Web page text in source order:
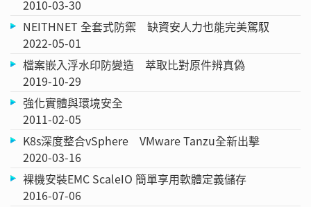
2010-03-30
NEITHNET 全套式防禦 缺資安人力也能完美駕馭
2022-05-01
檔案嵌入浮水印防變造 萃取比對原件辨真偽
2019-10-29
強化實體與環境安全
2011-02-05
K8s深度整合vSphere VMware Tanzu全新出擊
2020-03-16
裸機安裝EMC ScaleIO 簡單享用軟體定義儲存
2016-07-06